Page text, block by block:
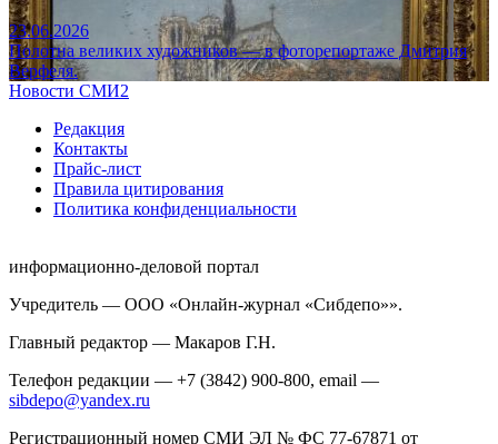
23.06.2026
Полотна великих художников — в фоторепортаже Дмитрия
Верфеля.
Новости СМИ2
Редакция
Контакты
Прайс-лист
Правила цитирования
Политика конфиденциальности
информационно-деловой портал
Учредитель — ООО «Онлайн-журнал «Сибдепо»».
Главный редактор — Макаров Г.Н.
Телефон редакции — +7 (3842) 900-800, email —
sibdepo@yandex.ru
Регистрационный номер СМИ ЭЛ № ФС 77-67871 от